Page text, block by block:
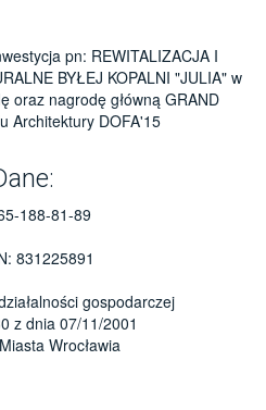
pn: REWITALIZACJA I
BYŁEJ KOPALNI "JULIA" w
oraz nagrodę główną GRAND
Architektury DOFA'15
188-81-89
831225891
gospodarczej
z dnia 07/11/2001
Wrocławia